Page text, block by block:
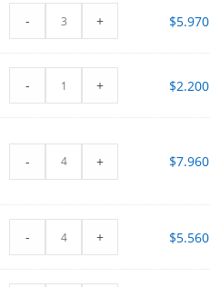
- + $5.970
- + $2.200
- + $7.960
- + $5.560